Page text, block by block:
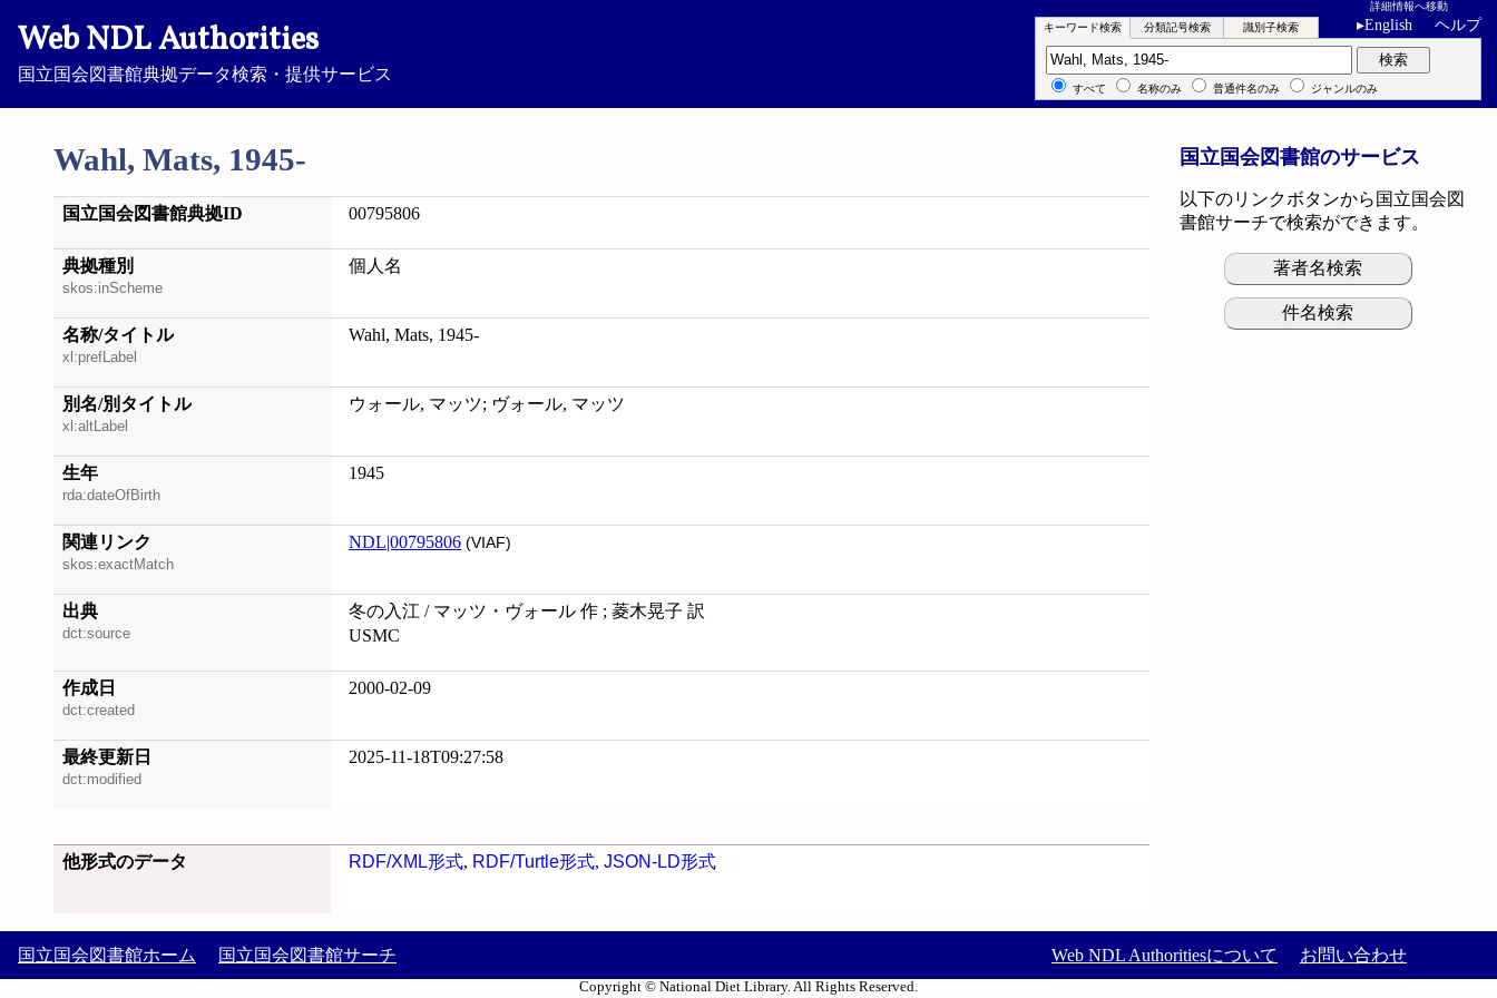
Web NDL Authorities
国立国会図書館典拠データ検索・提供サービス
詳細情報へ移動
▸English ヘルプ
Wahl, Mats, 1945-
キーワード検索 分類記号検索 識別子検索
キーワード検索 検索
すべて 名称のみ 普通件名のみ ジャンルのみ
国立国会図書館典拠ID 00795806
典拠種別
skos:inScheme
個人名
名称/タイトル
xl:prefLabel
Wahl, Mats, 1945-
別名/別タイトル
xl:altLabel
ウォール, マッツ; ヴォール, マッツ
生年
rda:dateOfBirth
1945
関連リンク
skos:exactMatch
NDL|00795806 (VIAF)
出典
dct:source
冬の入江 / マッツ・ヴォール 作 ; 菱木晃子 訳
USMC
作成日
dct:created
2000-02-09
最終更新日
dct:modified
2025-11-18T09:27:58
他形式のデータ RDF/XML形式, RDF/Turtle形式, JSON-LD形式
国立国会図書館のサービス
以下のリンクボタンから国立国会図
書館サーチで検索ができます。
著者名検索
件名検索
国立国会図書館ホーム 国立国会図書館サーチ Web NDL Authoritiesについて お問い合わせ
Copyright © National Diet Library. All Rights Reserved.